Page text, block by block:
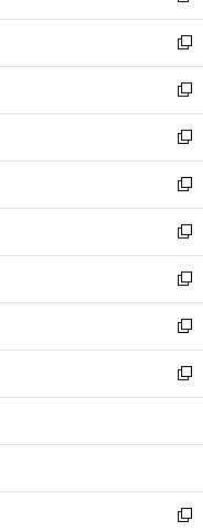
開
く
ウ
で
開
く
ウ
ィ
ン
ド
ウ
で
開
く
し
い
ウ
ィ
ン
ド
ウ
で
開
く
新
し
い
ウ
ィ
ン
ド
ウ
で
開
く
新
し
い
ウ
ィ
ン
ド
ウ
で
開
く
新
し
い
ウ
ィ
ン
ド
ウ
で
開
く
新
し
い
ウ
ィ
ン
ド
ウ
で
開
新
し
い
ウ
ィ
ン
ド
ウ
開
新
し
い
ウ
ィ
ン
ウ
開
く
新
し
い
ウ
ン
ウ
で
新
し
ウ
ン
ド
新